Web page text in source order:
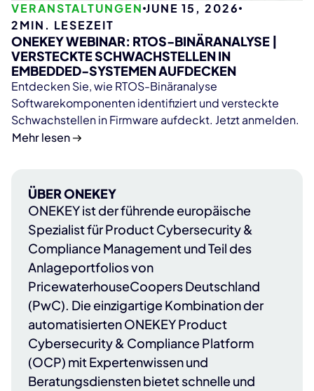
VERANSTALTUNGEN JUNE 15, 2026
2MIN. LESEZEIT
ONEKEY WEBINAR: RTOS-BINÄRANALYSE |
VERSTECKTE SCHWACHSTELLEN IN
EMBEDDED-SYSTEMEN AUFDECKEN
Entdecken Sie, wie RTOS-Binäranalyse
Softwarekomponenten identifiziert und versteckte
Schwachstellen in Firmware aufdeckt. Jetzt anmelden.
Mehr lesen
ÜBER ONEKEY
ONEKEYist der führende europäische
Spezialist für Product Cybersecurity &
Compliance Management und Teil des
Anlageportfolios von
PricewaterhouseCoopers Deutschland
(PwC). Die einzigartige Kombination der
automatisierten ONEKEY Product
Cybersecurity & Compliance Platform
(OCP) mit Expertenwissen und
Beratungsdiensten bietet schnelle und